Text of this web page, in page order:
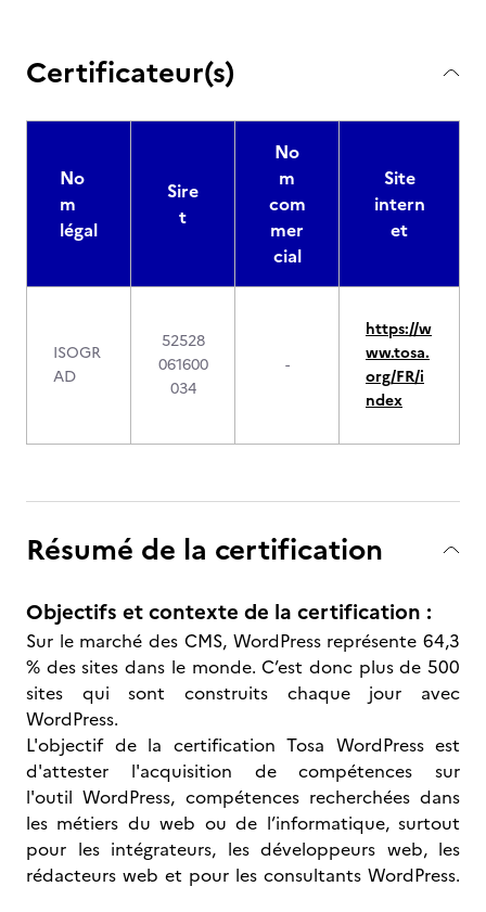
Certificateur(s)
No
m
légal
Sire
t
No
m
com
mer
cial
Site
intern
et
ISOGR
AD
52528
061600
034
-
https://w
ww.tosa.
org/FR/i
ndex
Résumé de la certification
Objectifs et contexte de la certification :
Sur le marché des CMS, WordPress représente 64,3
% des sites dans le monde. C’est donc plus de 500
sites qui sont construits chaque jour avec
WordPress.
L'objectif de la certification Tosa WordPress est
d'attester l'acquisition de compétences sur
l'outil WordPress, compétences recherchées dans
les métiers du web ou de l’informatique, surtout
pour les intégrateurs, les développeurs web, les
rédacteurs web et pour les consultants WordPress.